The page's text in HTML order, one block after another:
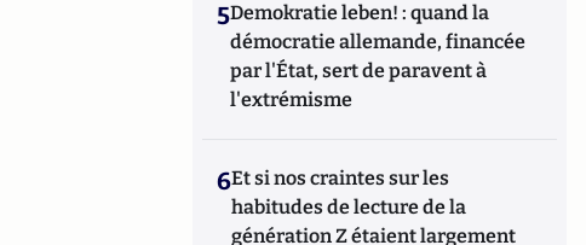
5Demokratie leben! : quand la
démocratie allemande, financée
par l'État, sert de paravent à
l'extrémisme
6Et si nos craintes sur les
habitudes de lecture de la
génération Z étaient largement